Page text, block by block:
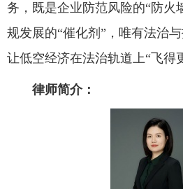
务，既是企业防范风险的“防火
规发展的“催化剂”，唯有法治
让低空经济在法治轨道上“飞得
律师简介：